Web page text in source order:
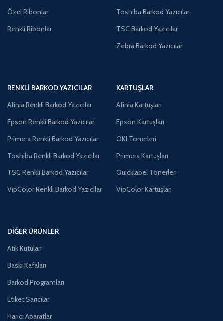
Özel Ribonlar
Renkli Ribonlar
Toshiba Barkod Yazıcılar
TSC Barkod Yazıcılar
Zebra Barkod Yazıcılar
RENKLI BARKOD YAZICILAR
Afinia Renkli Barkod Yazıcılar
Epson Renkli Barkod Yazıcılar
Primera Renkli Barkod Yazıcılar
Toshiba Renkli Barkod Yazıcılar
TSC Renkli Barkod Yazıcılar
VipColor Renkli Barkod Yazıcılar
KARTUŞLAR
Afinia Kartuşları
Epson Kartuşları
OKI Tonerleri
Primera Kartuşları
Quicklabel Tonerleri
VipColor Kartuşları
DIĞER ÜRÜNLER
Atık Kutuları
Baskı Kafaları
Barkod Programları
Etiket Sarıcılar
Harici Aparatlar